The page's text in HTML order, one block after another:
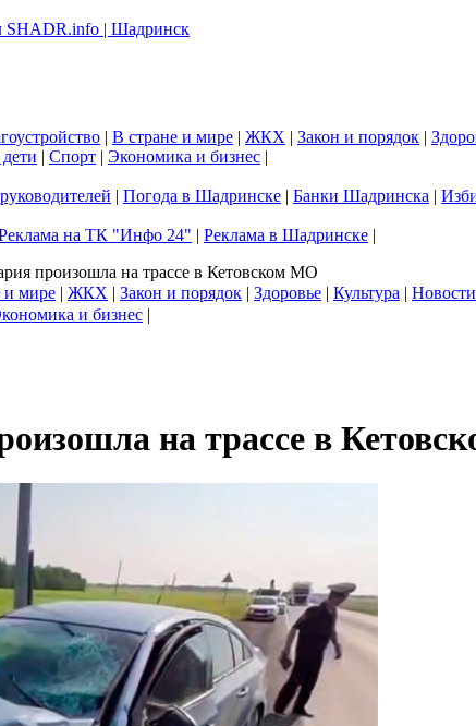
| В стране и мире | ЖКХ | Закон и порядок |
| Спорт | Экономика и бизнес |
| Погода в Шадринске | Банки Шадринска |
на ТК "Инфо 24" | Реклама в Шадринске |
произошла на трассе в Кетовском МО
и мире | ЖКХ | Закон и порядок | Здоровье | Культура |
и бизнес |
на трассе в